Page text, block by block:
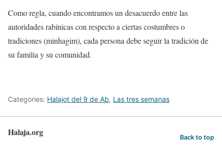
Como regla, cuando encontramos un desacuerdo entre las
autoridades rabínicas con respecto a ciertas costumbres o
tradiciones (minhagim), cada persona debe seguir la tradición de
su familia y su comunidad.
Categories: Halajot del 9 de Ab, Las tres semanas
Halaja.org Back to top